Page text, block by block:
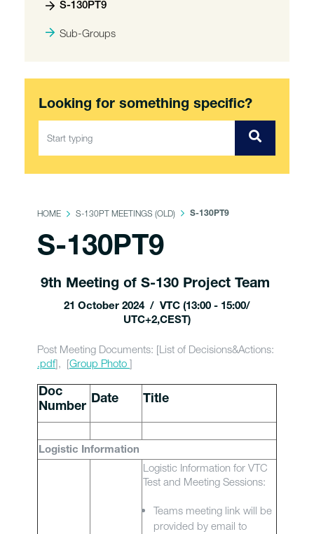
S-130PT9
Sub-Groups
Looking for something specific?
HOME S-130PT MEETINGS (OLD) S-130PT9
S-130PT9
9th Meeting of S-130 Project Team
21 October 2024 / VTC (13:00 - 15:00/
UTC+2,CEST)
Post Meeting Documents: [List of Decisions&Actions:
.pdf], [Group Photo ]
Doc
Number
Date Title
Logistic Information
Logistic Information for VTC
Test and Meeting Sessions:
Teams meeting link will be
provided by email to